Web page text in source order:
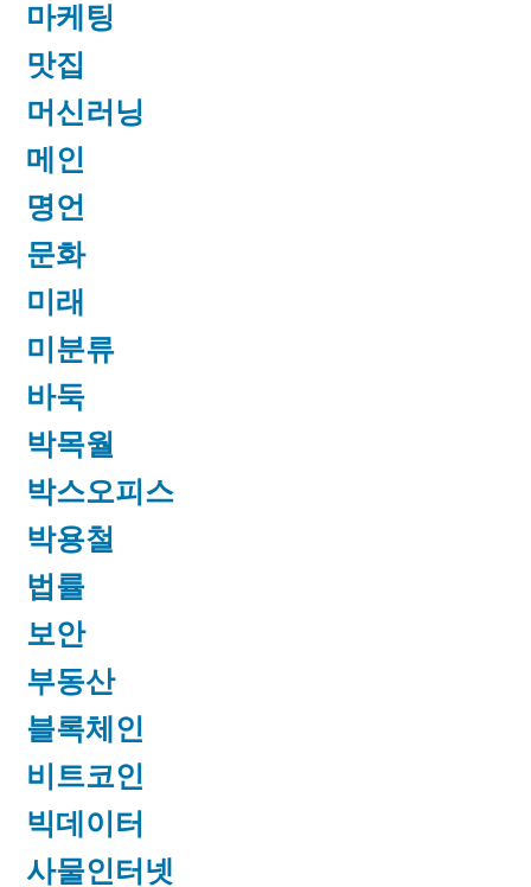
마케팅
맛집
머신러닝
메인
명언
문화
미래
미분류
바둑
박목월
박스오피스
박용철
법률
보안
부동산
블록체인
비트코인
빅데이터
사물인터넷